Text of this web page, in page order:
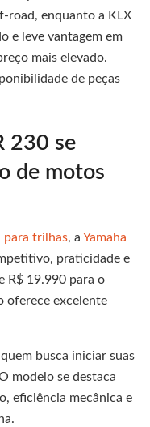
road, enquanto a KLX
e leve vantagem em
mais elevado.
de peças
230 se
de motos
para trilhas, a Yamaha
praticidade e
R$ 19.990 para o
oferece excelente
busca iniciar suas
modelo se destaca
eficiência mecânica e